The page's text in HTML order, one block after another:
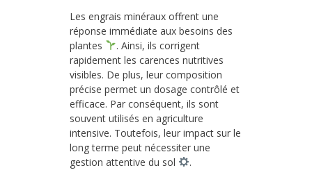
Les engrais minéraux offrent une
réponse immédiate aux besoins des
plantes
. Ainsi, ils corrigent
rapidement les carences nutritives
visibles. De plus, leur composition
précise permet un dosage contrôlé et
efficace. Par conséquent, ils sont
souvent utilisés en agriculture
intensive. Toutefois, leur impact sur le
long terme peut nécessiter une
gestion attentive du sol
.